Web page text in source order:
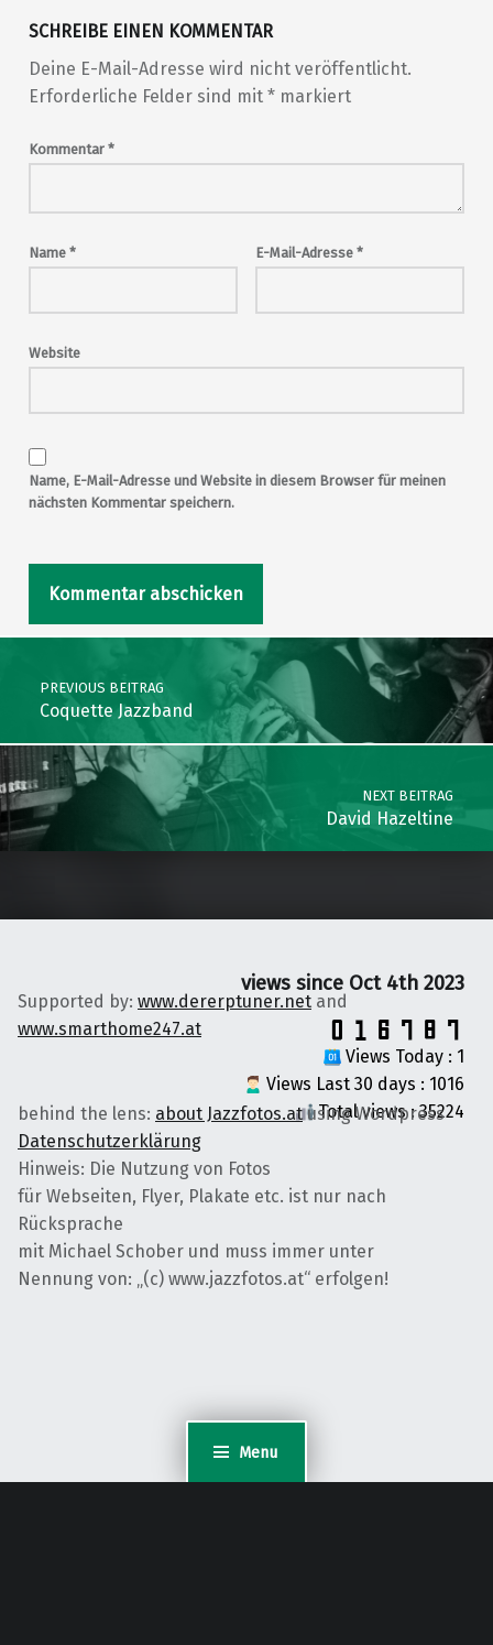
Menu
SCHREIBE EINEN KOMMENTAR
Deine E-Mail-Adresse wird nicht veröffentlicht.
Erforderliche Felder sind mit *markiert
Kommentar *
Name * E-Mail-Adresse *
Website
Name, E-Mail-Adresse und Website in diesem Browser für meinen
nächsten Kommentar speichern.
Post navigation
PREVIOUS BEITRAG
Coquette Jazzband
NEXT BEITRAG
David Hazeltine
Supported by: www.dererptuner.net and
www.smarthome247.at
behind the lens: about Jazzfotos.atusing Wordpress
Datenschutzerklärung
Hinweis: Die Nutzung von Fotos
für Webseiten, Flyer, Plakate etc. ist nur nach
Rücksprache
mit Michael Schober und muss immer unter
Nennung von: „(c) www.jazzfotos.at“ erfolgen!
views since Oct 4th 2023
Views Today : 1
Views Last 30 days : 1016
Total views : 35224